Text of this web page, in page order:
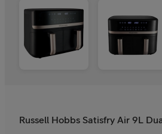
Russell Hobbs Satisfry Air 9L